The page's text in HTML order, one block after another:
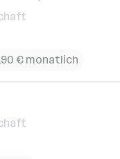
€ monatlich